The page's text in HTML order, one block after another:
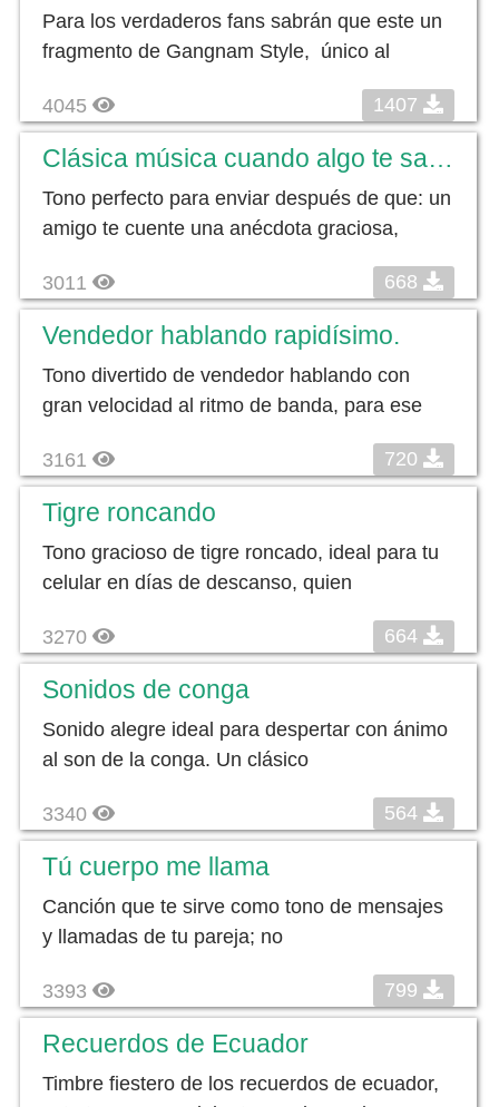
Para los verdaderos fans sabrán que este un
fragmento de Gangnam Style, único al
4045 1407
Clásica música cuando algo te sale mal
Tono perfecto para enviar después de que: un
amigo te cuente una anécdota graciosa,
3011 668
Vendedor hablando rapidísimo.
Tono divertido de vendedor hablando con
gran velocidad al ritmo de banda, para ese
3161 720
Tigre roncando
Tono gracioso de tigre roncado, ideal para tu
celular en días de descanso, quien
3270 664
Sonidos de conga
Sonido alegre ideal para despertar con ánimo
al son de la conga. Un clásico
3340 564
Tú cuerpo me llama
Canción que te sirve como tono de mensajes
y llamadas de tu pareja; no
3393 799
Recuerdos de Ecuador
Timbre fiestero de los recuerdos de ecuador,